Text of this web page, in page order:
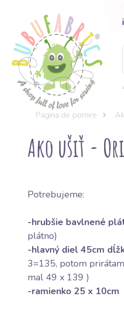
Pagina de pornire
Ako ušiť -
Potrebujeme:
-hrubšie bavlnené
plátno)
-hlavný diel 45cm
3=135, potom
mal 49 x 139 )
-ramienko 25 x 10cm